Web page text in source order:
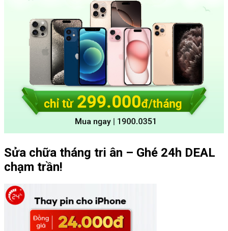
Sửa chữa tháng tri ân – Ghé 24h DEAL
chạm trần!